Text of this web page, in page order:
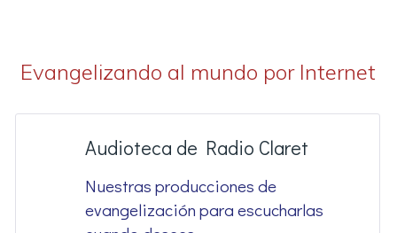
Evangelizando al mundo por Internet
Audioteca de Radio Claret
Nuestras producciones de
evangelización para escucharlas